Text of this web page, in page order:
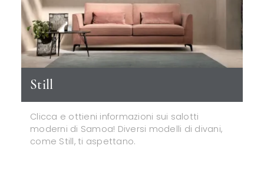
Still
Clicca e ottieni informazioni sui salotti
moderni di Samoa! Diversi modelli di divani,
come Still, ti aspettano.